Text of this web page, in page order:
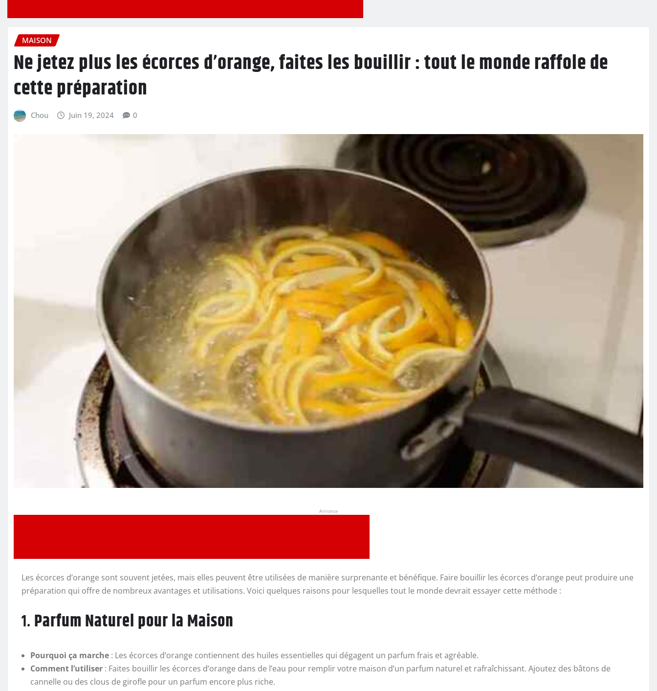
MAISON
Ne jetez plus les écorces d’orange, faites les bouillir : tout le monde raffole de
cette préparation
Chou Juin 19, 2024 0
Annonce
Les écorces d’orange sont souvent jetées, mais elles peuvent être utilisées de manière surprenante et bénéfique. Faire bouillir les écorces d’orange peut produire une
préparation qui offre de nombreux avantages et utilisations. Voici quelques raisons pour lesquelles tout le monde devrait essayer cette méthode :
1.Parfum Naturel pour la Maison
Pourquoi ça marche : Les écorces d’orange contiennent des huiles essentielles qui dégagent un parfum frais et agréable.
Comment l’utiliser : Faites bouillir les écorces d’orange dans de l’eau pour remplir votre maison d’un parfum naturel et rafraîchissant. Ajoutez des bâtons de
cannelle ou des clous de girofle pour un parfum encore plus riche.